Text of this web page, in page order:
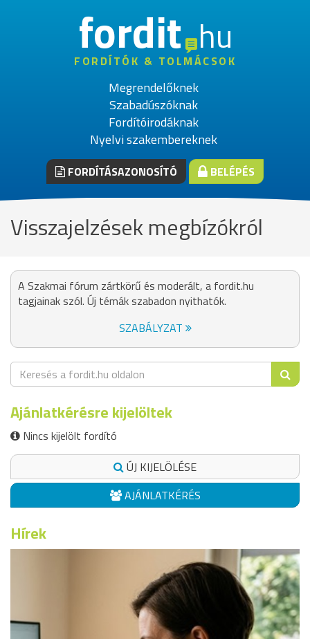
fordithu
FORDÍTÓK & TOLMÁCSOK
Megrendelőknek
Szabadúszóknak
Fordítóirodáknak
Nyelvi szakembereknek
FORDÍTÁSAZONOSÍTÓ BELÉPÉS
Visszajelzések megbízókról
A Szakmai fórum zártkörű és moderált, a fordit.hu
tagjainak szól. Új témák szabadon nyithatók.
SZABÁLYZAT
Ajánlatkérésre kijelöltek
Nincs kijelölt fordító
ÚJ KIJELÖLÉSE
AJÁNLATKÉRÉS
Hírek